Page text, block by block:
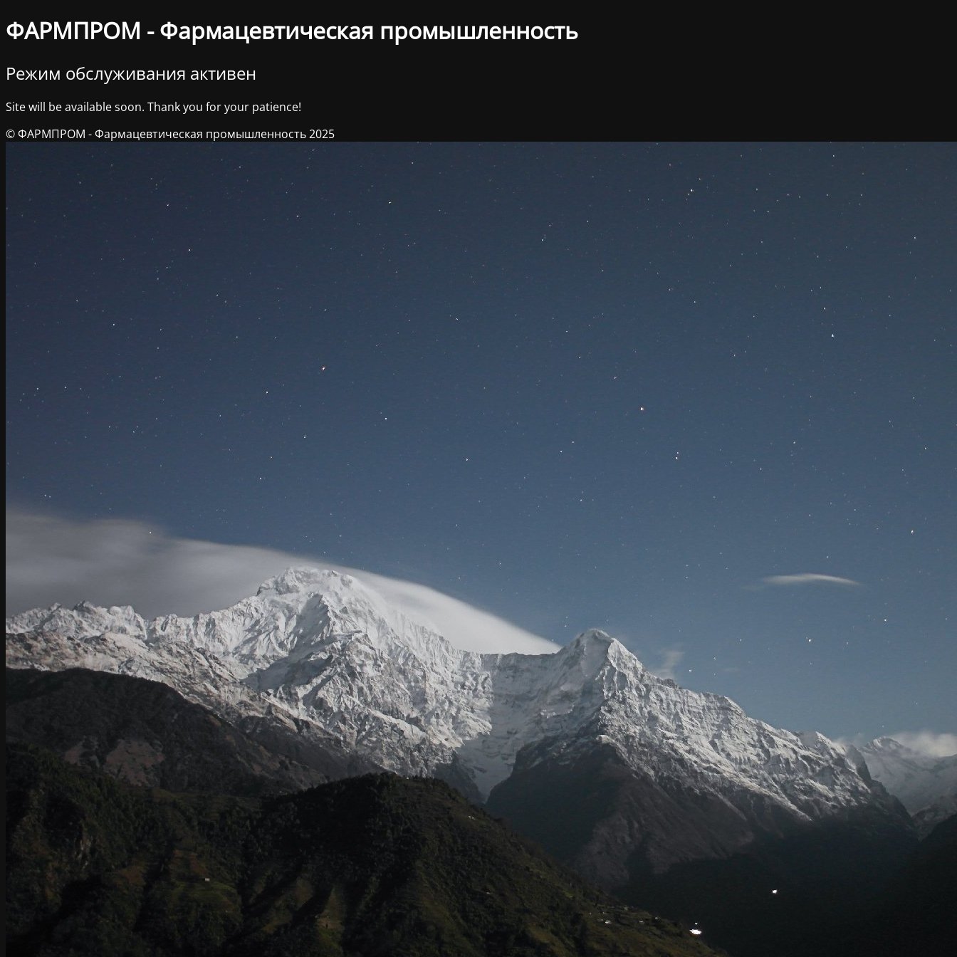
ФАРМПРОМ - Фармацевтическая промышленность
Режим обслуживания активен
Site will be available soon. Thank you for your patience!
© ФАРМПРОМ - Фармацевтическая промышленность 2025